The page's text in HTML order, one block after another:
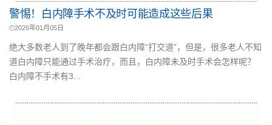
警惕！白内障手术不及时可能造成这些后果
2026年01月05日
绝大多数老人到了晚年都会跟白内障“打交道”，但是，很多老人不知
道白内障只能通过手术治疗，而且，白内障未及时手术会怎样呢？
白内障不手术有3...